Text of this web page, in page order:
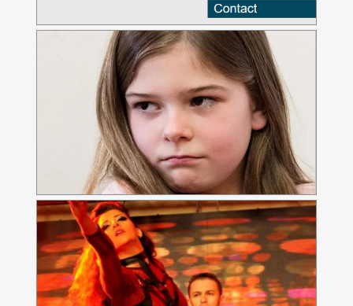
לייזר דאנס
אתר הבית של הסטודיו לריקוד
ריקוד על עמוד - לייזר דאנס
עמוד נחיתה לריקוד על עמוד